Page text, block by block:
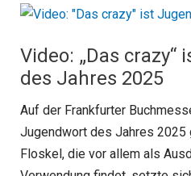
Video: „Das
des Jahres 2025
Auf der Frankfurter
Jugendwort des Jahres 2025
Floskel, die vor allem als